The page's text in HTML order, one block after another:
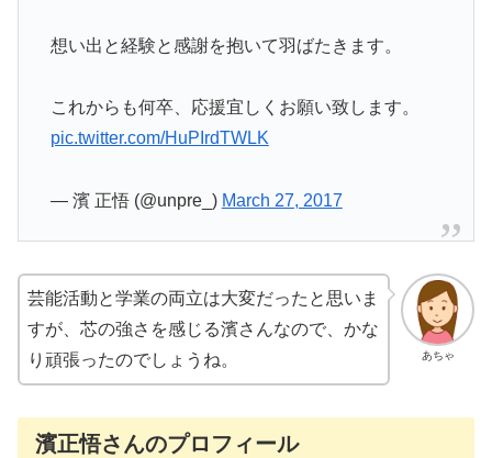
想い出と経験と感謝を抱いて羽ばたきます。
これからも何卒、応援宜しくお願い致します。
pic.twitter.com/HuPIrdTWLK
— 濱 正悟 (@unpre_) March 27, 2017
あちゃ
芸能活動と学業の両立は大変だったと思いま
すが、芯の強さを感じる濱さんなので、かな
り頑張ったのでしょうね。
濱正悟さんのプロフィール